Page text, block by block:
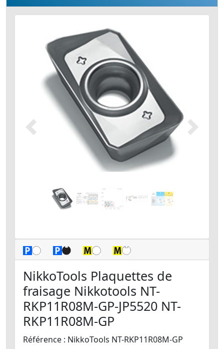
Précédent Suivant
NikkoTools Plaquettes de
fraisage Nikkotools NT-
RKP11R08M-GP-JP5520 NT-
RKP11R08M-GP
Référence : NikkoTools NT-RKP11R08M-GP